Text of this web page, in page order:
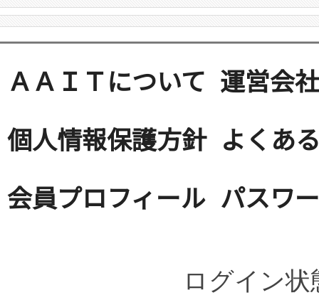
ＡＡＩＴについて 運営会社
個人情報保護方針 よくあ
会員プロフィール パスワ
ログイン